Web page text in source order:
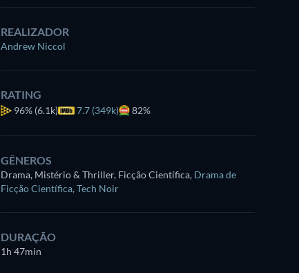
REALIZADOR
Andrew Niccol
RATING
96% (6.1k) 7.7 (349k) 82%
GÊNEROS
Drama, Mistério & Thriller, Ficção Científica, Drama de
Ficção Científica, Tech Noir
DURAÇÃO
1h 47min